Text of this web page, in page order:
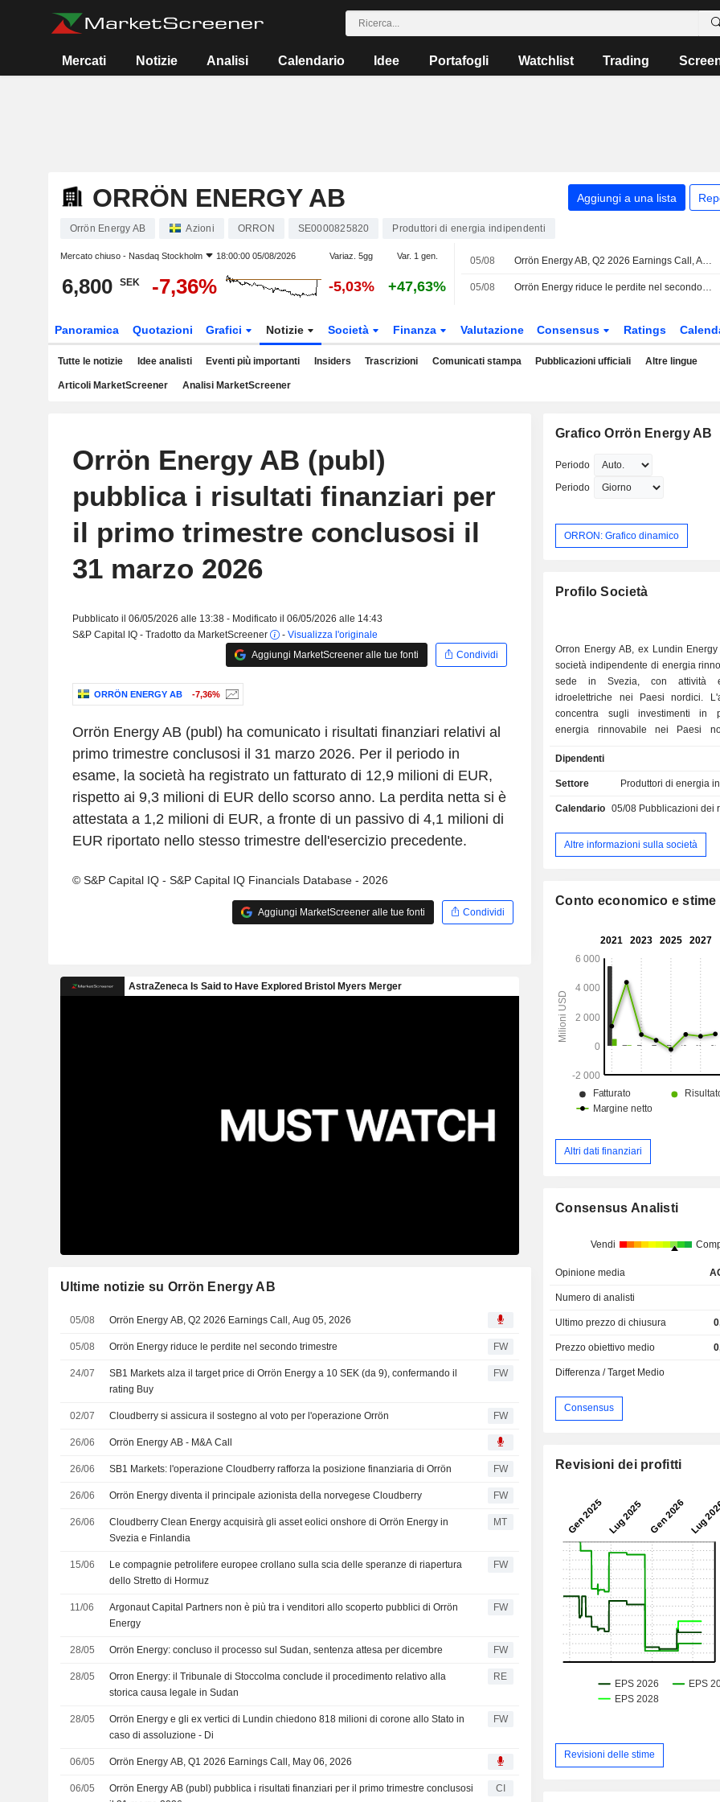
Mercati Notizie Analisi Calendario Idee Portafogli Watchlist Trading
ORRÖN ENERGY AB Aggiungi a una lista
Orrön Energy AB Azioni ORRON SE0000825820 Produttori di energia indipendenti
Mercato chiuso - Nasdaq Stockholm 18:00:00 05/08/2026 Variaz. 5gg Var. 1 gen.
6,800 SEK -7,36% -5,03% +47,63%
05/08 Orrön Energy AB, Q2 2026 Earnings Call, Aug 05, 2026
05/08 Orrön Energy riduce le perdite nel secondo trimestre
Panoramica Quotazioni Grafici Notizie Società Finanza Valutazione Consensus Ratings
Tutte le notizie Idee analisti Eventi più importanti Insiders Trascrizioni Comunicati stampa Pubblicazioni ufficiali Altre lingue
Articoli MarketScreener Analisi MarketScreener
Orrön Energy AB (publ)
pubblica i risultati finanziari per
il primo trimestre conclusosi il
31 marzo 2026
Pubblicato il 06/05/2026 alle 13:38 - Modificato il 06/05/2026 alle 14:43
S&P Capital IQ - Tradotto da MarketScreener
- Visualizza l'originale
Aggiungi MarketScreener alle tue fonti
Condividi
ORRÖN ENERGY AB -7,36%
Orrön Energy AB (publ) ha comunicato i risultati finanziari relativi al
primo trimestre conclusosi il 31 marzo 2026. Per il periodo in
esame, la società ha registrato un fatturato di 12,9 milioni di EUR,
rispetto ai 9,3 milioni di EUR dello scorso anno. La perdita netta si è
attestata a 1,2 milioni di EUR, a fronte di un passivo di 4,1 milioni di
EUR riportato nello stesso trimestre dell'esercizio precedente.
© S&P Capital IQ - S&P Capital IQ Financials Database - 2026
Aggiungi MarketScreener alle tue fonti Condividi
Ultime notizie su Orrön Energy AB
05/08 Orrön Energy AB, Q2 2026 Earnings Call, Aug 05, 2026
05/08 Orrön Energy riduce le perdite nel secondo trimestre FW
24/07
SB1 Markets alza il target price di Orrön Energy a 10 SEK (da 9), confermando il
rating Buy
FW
02/07 Cloudberry si assicura il sostegno al voto per l'operazione Orrön FW
26/06 Orrön Energy AB - M&A Call
26/06 SB1 Markets: l'operazione Cloudberry rafforza la posizione finanziaria di Orrön FW
26/06 Orrön Energy diventa il principale azionista della norvegese Cloudberry FW
26/06
Cloudberry Clean Energy acquisirà gli asset eolici onshore di Orrön Energy in
Svezia e Finlandia
MT
15/06
Le compagnie petrolifere europee crollano sulla scia delle speranze di riapertura
dello Stretto di Hormuz
FW
11/06
Argonaut Capital Partners non è più tra i venditori allo scoperto pubblici di Orrön
Energy
FW
28/05 Orrön Energy: concluso il processo sul Sudan, sentenza attesa per dicembre FW
28/05
Orron Energy: il Tribunale di Stoccolma conclude il procedimento relativo alla
storica causa legale in Sudan
RE
28/05
Orrön Energy e gli ex vertici di Lundin chiedono 818 milioni di corone allo Stato in
caso di assoluzione - Di
FW
06/05 Orrön Energy AB, Q1 2026 Earnings Call, May 06, 2026
06/05
Orrön Energy AB (publ) pubblica i risultati finanziari per il primo trimestre conclusosi
CI
Grafico Orrön Energy AB
Periodo
Periodo
ORRON: Grafico dinamico
Profilo Società
Orron Energy AB, ex Lundin
società indipendente di energia
sede in Svezia, con attività
idroelettriche nei Paesi nordici.
concentra sugli investimenti in
energia rinnovabile nei Paesi
rinnovabile, seguito da una
espansione in Europa. Il suo
Paesi nordici: il parco
diventato operativo nel 2022,
idroelettrica di Leikanger in
sviluppo.
Dipendenti
Settore Produttori di energia
Calendario 05/08 Pubblicazioni dei
Altre informazioni sulla società
Conto economico e stime
Altri dati finanziari
Consensus Analisti
Vendi
Opinione media
Numero di analisti
Ultimo prezzo di chiusura
Prezzo obiettivo medio
Differenza / Target Medio
Consensus
Revisioni dei profitti
Revisioni delle stime